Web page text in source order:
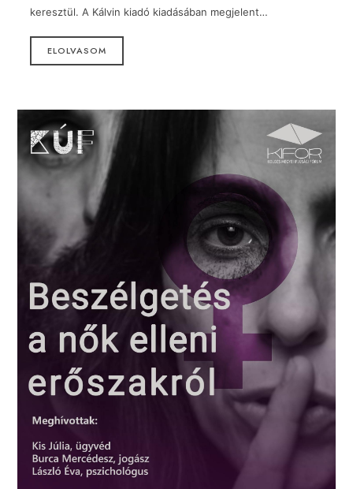
keresztül. A Kálvin kiadó kiadásában megjelent…
ELOLVASOM